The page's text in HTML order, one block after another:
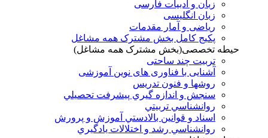
زبان و ادبیات فارسی
زبان انگلیسی
ریاضی و آمار مقدمات
پکیج کامل بخش مشترک همه مشاغل
حیطه تخصصی(بخش مشترک همه مشاغل)
تربیت چند ساحتی
آشنایی با فناوری های نوین آموزشی
روشها و فنون تدريس
سنجش و اندازه گيري پيشرفت تحصيلي
روانشناسي تربيتي
اسناد و قوانين بالادستي آموزش و پرورش
روانشناسي رشد و اختلالات يادگيري